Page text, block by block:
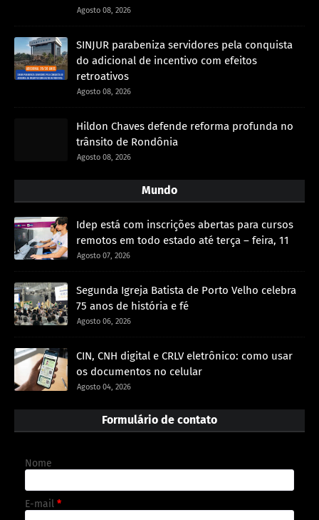
Agosto 08, 2026
SINJUR parabeniza servidores pela conquista
do adicional de incentivo com efeitos
retroativos
Agosto 08, 2026
Hildon Chaves defende reforma profunda no
trânsito de Rondônia
Agosto 08, 2026
Mundo
Idep está com inscrições abertas para cursos
remotos em todo estado até terça – feira, 11
Agosto 07, 2026
Segunda Igreja Batista de Porto Velho celebra
75 anos de história e fé
Agosto 06, 2026
CIN, CNH digital e CRLV eletrônico: como usar
os documentos no celular
Agosto 04, 2026
Formulário de contato
Nome
E-mail *